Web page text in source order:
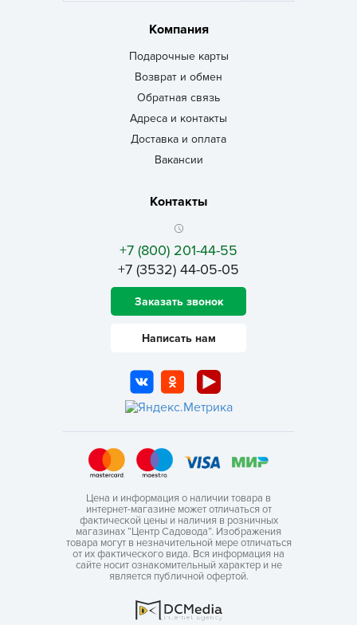
Компания
Подарочные карты
Возврат и обмен
Обратная связь
Адреса и контакты
Доставка и оплата
Вакансии
Контакты
+7 (800) 201-44-55
+7 (3532) 44-05-05
Заказать звонок
Написать нам
Цена и информация о наличии товара в
интернет-магазине может отличаться от
фактической цены и наличия в розничных
магазинах “Центр Садовода”. Изображения
товара могут в незначительной мере отличаться
от их фактического вида. Вся информация на
сайте носит ознакомительный характер и не
является публичной офертой.